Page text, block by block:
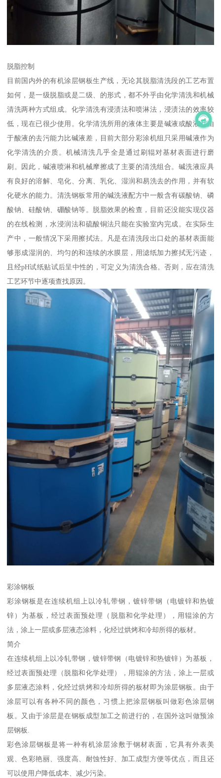
脱脂控制
目前国内外的有机涂层钢板生产线，无论其脱脂清洗段的工艺布置
如何，是一级脱脂或是二级、的形式，都不外乎由化学清洗和机械
清洗两种方式组成。化学清洗有浸渍法和喷淋法，浸渍法的效率较
低，现在已很少使用。化学清洗所用的液体主要是碱液或酸液，由
于酸液的去污能力比碱液差，目前大部分彩涂机组只采用碱液作为
化学清洗的介质。机械清洗几乎全是通过刷辊对基材表面进行磨
刷。因此，碱液喷淋和机械摩擦成了主要的清洗组合。碱洗液应具
有良好的溶解、皂化、分离、乳化、湿润和易洗去的作用，并有软
化硬水的能力。清洗钢板常用的碱洗液配方中一般含有碳酸钠、磷
酸钠、硅酸钠、硼酸钠等。脱脂效果的检查，目前还没能实现仪器
的在线检测，水浸润法和硫酸铜法只能在实验室内完成。在实际生
产中，一般情况下采用擦拭法。凡是在清洗段出口处的基材表面能
够形成湿润的、均匀的和连续的水膜层，用滤纸加力擦拭无污迹，
且经pH试纸贴试后呈中性的，可定义为清洗合格。否则，应在清洗
工艺环节中逐项查找原因。
彩涂钢板
彩涂钢板是在连续机组上以冷轧带钢，镀锌带钢（电镀锌和热镀
锌）为基板，经过表面预处理（脱脂和化学处理），用辊涂的方
法，涂上一层或多层液态涂料，化经过烘烤和冷却所得的板材。
简介
在连续机组上以冷轧带钢，镀锌带钢（电镀锌和热镀锌）为基板，
经过表面预处理（脱脂和化学处理），用辊涂的方法，涂上一层或
多层液态涂料，化经过烘烤和冷却所得的板材即为涂层钢板。由于
涂层可以有各种不同的颜色，习惯上把涂层钢板叫做彩色涂层钢
板。又由于涂层是在钢板成型加工之前进行的，在国外这叫做预涂
层钢板.
彩色涂层钢板是将一种有机涂层涂敷于钢材表面，它具有外表美
观、色彩艳丽、强度高、耐蚀性好、加工成型方便等优点，而且还
可以使用户降低成本、减少污染。